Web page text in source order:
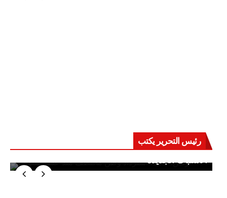
رئيس التحرير يكتب
حرب على العقول.. حادثة دمياط تكشف قواعد